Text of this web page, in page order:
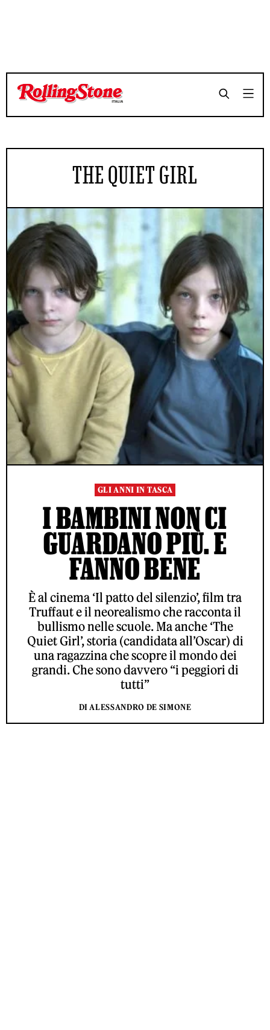
THE QUIET GIRL
GLI ANNI IN TASCA
I BAMBINI NON CI
GUARDANO PIÙ. E
FANNO BENE
È al cinema ‘Il patto del silenzio’, film tra
Truffaut e il neorealismo che racconta il
bullismo nelle scuole. Ma anche ‘The
Quiet Girl’, storia (candidata all’Oscar) di
una ragazzina che scopre il mondo dei
grandi. Che sono davvero “i peggiori di
tutti”
DI ALESSANDRO DE SIMONE